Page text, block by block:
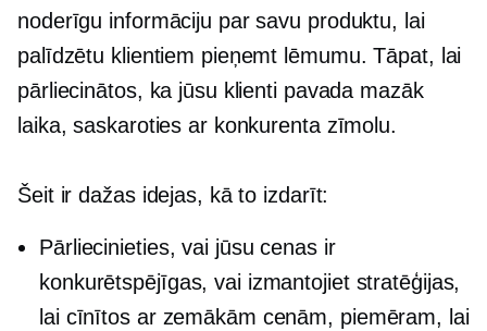
noderīgu informāciju par savu produktu, lai
palīdzētu klientiem pieņemt lēmumu. Tāpat, lai
pārliecinātos, ka jūsu klienti pavada mazāk
laika, saskaroties ar konkurenta zīmolu.
Šeit ir dažas idejas, kā to izdarīt:
Pārliecinieties, vai jūsu cenas ir
konkurētspējīgas, vai izmantojiet stratēģijas,
lai cīnītos ar zemākām cenām, piemēram, lai